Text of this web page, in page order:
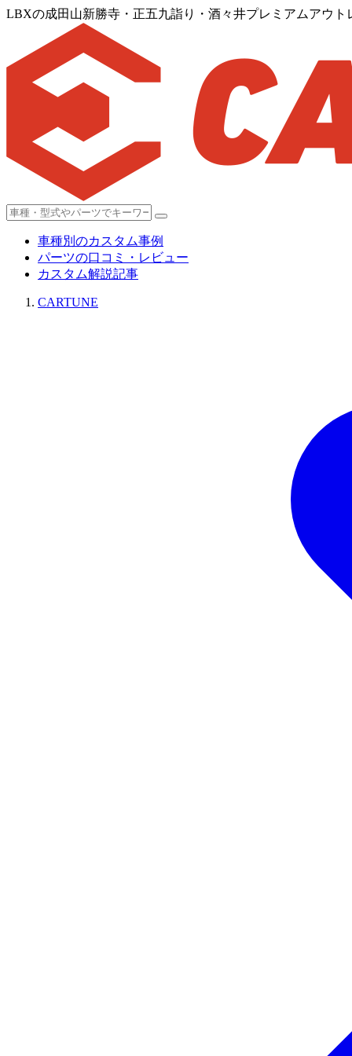
LBXの成田山新勝寺・正五九詣り・酒々井プレミアムアウ
車種別のカスタム事例
パーツの口コミ・レビュー
カスタム解説記事
CARTUNE